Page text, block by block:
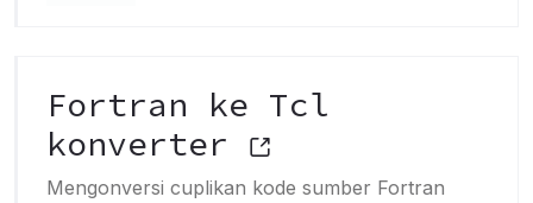
Fortran ke Tcl
konverter
Mengonversi cuplikan kode sumber Fortran